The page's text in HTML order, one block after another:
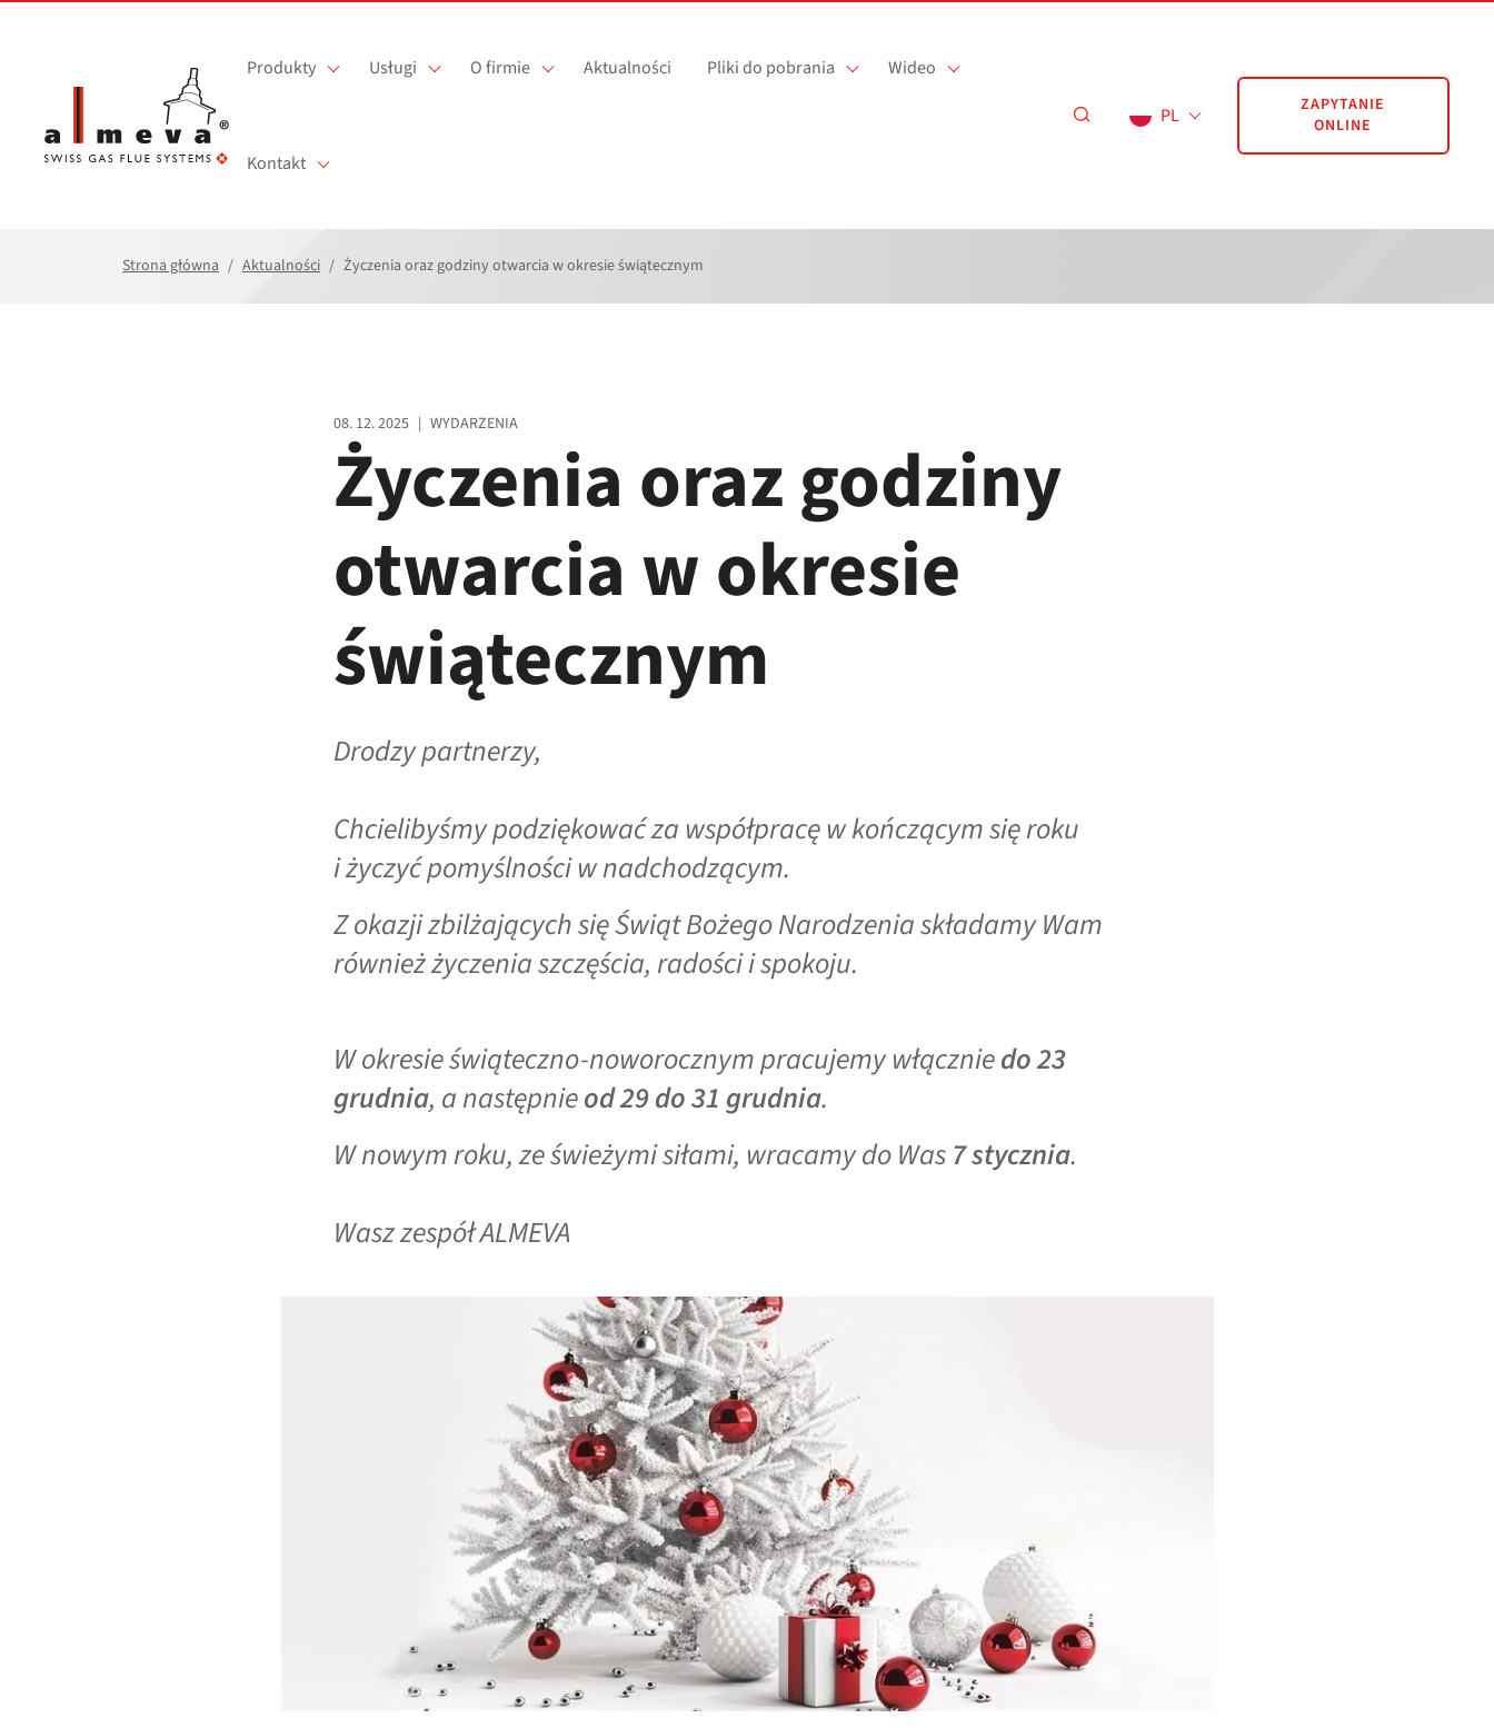
Produkty Usługi O firmie Aktualności Pliki do pobrania Wideo
Kontakt
PL
ZAPYTANIE
ONLINE
Strona główna Aktualności Życzenia oraz godziny otwarcia w okresie świątecznym
08. 12. 2025 | WYDARZENIA
Życzenia oraz godziny
otwarcia w okresie
świątecznym
Drodzy partnerzy,
Chcielibyśmy podziękować za współpracę w kończącym się roku
i życzyć pomyślności w nadchodzącym.
Z okazji zbilżających się Świąt Bożego Narodzenia składamy Wam
również życzenia szczęścia, radości i spokoju.
W okresie świąteczno-noworocznym pracujemy włączniedo 23
grudnia, a następnieod 29 do 31 grudnia.
W nowym roku, ze świeżymi siłami, wracamy do Was7 stycznia.
Wasz zespół ALMEVA